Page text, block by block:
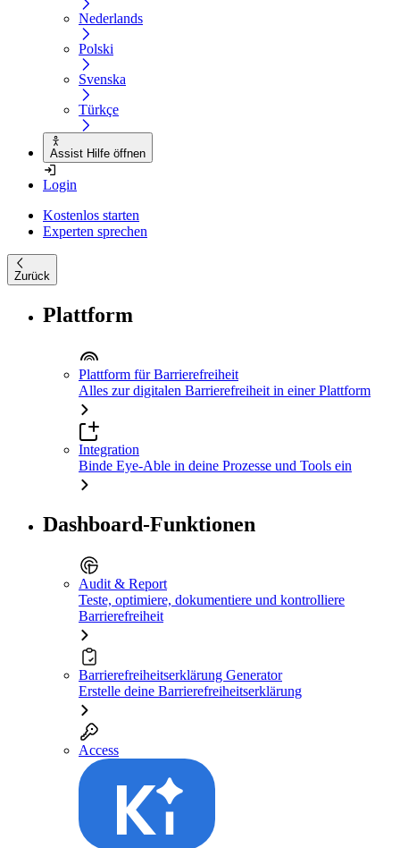
Nederlands
Polski
Svenska
Türkçe
Assist Hilfe öffnen
Login
Kostenlos starten
Experten sprechen
Zurück
Plattform
Plattform für Barrierefreiheit
Alles zur digitalen Barrierefreiheit in einer Plattform
Integration
Binde Eye-Able in deine Prozesse und Tools ein
Dashboard-Funktionen
Audit & Report
Teste, optimiere, dokumentiere und kontrolliere
Barrierefreiheit
Barrierefreiheitserklärung Generator
Erstelle deine Barrierefreiheitserklärung
Access